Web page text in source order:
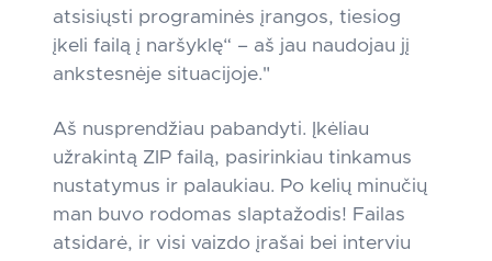
atsisiųsti programinės įrangos, tiesiog
įkeli failą į naršyklę“ – aš jau naudojau jį
ankstesnėje situacijoje."
Aš nusprendžiau pabandyti. Įkėliau
užrakintą ZIP failą, pasirinkiau tinkamus
nustatymus ir palaukiau. Po kelių minučių
man buvo rodomas slaptažodis! Failas
atsidarė, ir visi vaizdo įrašai bei interviu